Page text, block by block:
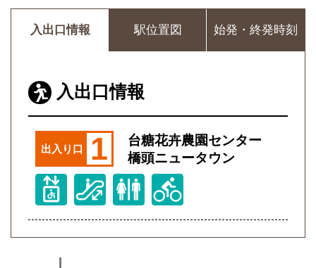
入出口情報 駅位置図 始発・終発時刻
入出口情報
出入り口 1
台糖花卉農園センター
橋頭ニュータウン